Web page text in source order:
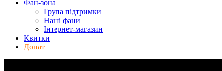
Фан-зона
Група підтримки
Наші фани
Інтернет-магазин
Квитки
Донат